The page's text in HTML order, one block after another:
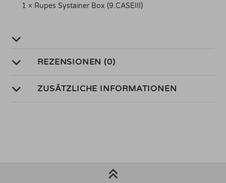
1 × Rupes Systainer Box (9.CASEIII)
REZENSIONEN (0)
ZUSÄTZLICHE INFORMATIONEN